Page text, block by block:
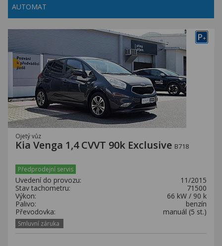
AUTOMAT
P+
Ojetý vůz
Kia Venga 1,4 CVVT 90k Exclusive B718
Předprodejní servis
Uvedení do provozu:
11/2015
Stav tachometru:
71500
Výkon:
66 kW / 90 k
Palivo:
benzín
Převodovka:
manuál (5 st.)
Smluvní záruka